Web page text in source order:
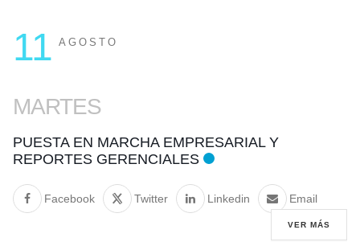
11 AGOSTO
MARTES
PUESTA EN MARCHA EMPRESARIAL Y
REPORTES GERENCIALES
Facebook Twitter Linkedin Email
VER MÁS